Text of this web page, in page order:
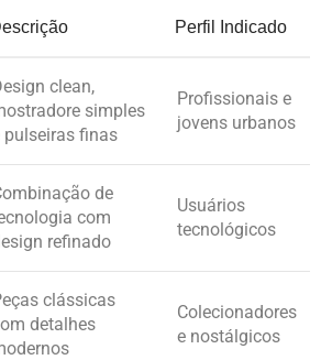
Perfil Indicado
clean,
simples
pulseiras finas
Profissionais e
jovens urbanos
de
com
refinado
Usuários
tecnológicos
clássicas
detalhes
Colecionadores
e nostálgicos